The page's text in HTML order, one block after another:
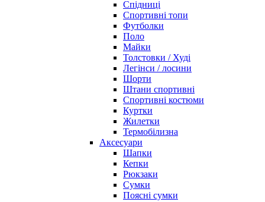
Спідниці
Спортивні топи
Футболки
Поло
Майки
Толстовки / Худі
Легінси / лосини
Шорти
Штани спортивні
Спортивні костюми
Куртки
Жилетки
Термобілизна
Аксесуари
Шапки
Кепки
Рюкзаки
Сумки
Поясні сумки